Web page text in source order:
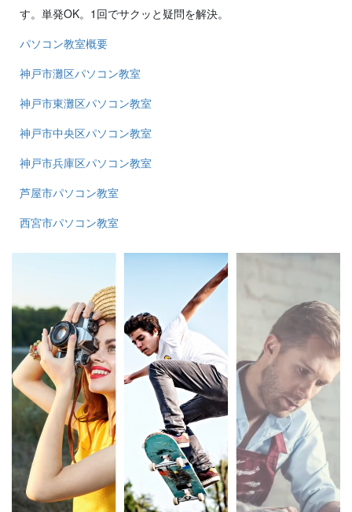
す。単発OK。1回でサクッと疑問を解決。
パソコン教室概要
神戸市灘区パソコン教室
神戸市東灘区パソコン教室
神戸市中央区パソコン教室
神戸市兵庫区パソコン教室
芦屋市パソコン教室
西宮市パソコン教室